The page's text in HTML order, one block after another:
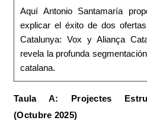
Aquí Antonio Santamaría
explicar el éxito de dos
Catalunya: Vox y Aliança
revela la profunda
catalana.
Taula A: Projectes
(Octubre 2025)